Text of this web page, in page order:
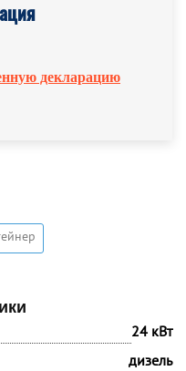
декларацию
24 кВт
дизель